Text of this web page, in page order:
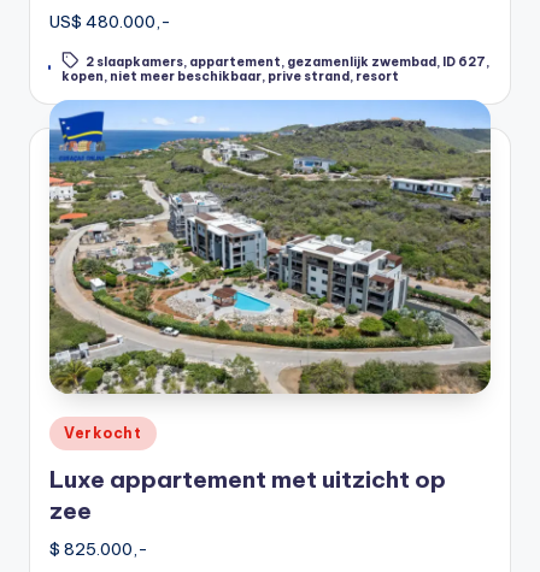
US$ 480.000,-
Tags: 2 slaapkamers, appartement, gezamenlijk zwembad, ID 627,
kopen, niet meer beschikbaar, prive strand, resort
Posted
in
Verkocht
Luxe appartement met uitzicht op
zee
$ 825.000,-